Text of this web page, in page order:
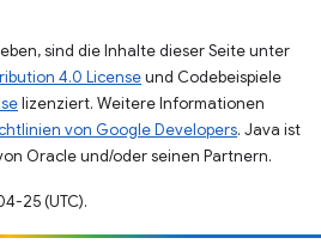
sind die Inhalte dieser Seite unter
4.0 Licenseund Codebeispiele
lizenziert. Weitere Informationen
von Google Developers. Java ist
Oracle und/oder seinen Partnern.
25 (UTC).